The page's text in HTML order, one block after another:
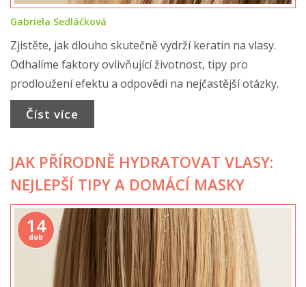
Gabriela Sedláčková
Zjistěte, jak dlouho skutečně vydrží keratin na vlasy.
Odhalíme faktory ovlivňující životnost, tipy pro
prodloužení efektu a odpovědi na nejčastější otázky.
Číst více
JAK PŘÍRODNĚ HYDRATOVAT VLASY:
NEJLEPŠÍ TIPY A DOMÁCÍ MASKY
14
dub